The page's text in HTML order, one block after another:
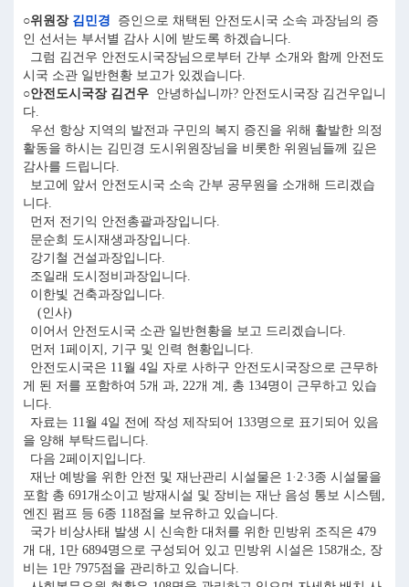
○위원장 김민경 증인으로 채택된 안전도시국 소속 과장님의 증
인 선서는 부서별 감사 시에 받도록 하겠습니다.
그럼 김건우 안전도시국장님으로부터 간부 소개와 함께 안전도
시국 소관 일반현황 보고가 있겠습니다.
○안전도시국장 김건우 안녕하십니까? 안전도시국장 김건우입니
다.
우선 항상 지역의 발전과 구민의 복지 증진을 위해 활발한 의정
활동을 하시는 김민경 도시위원장님을 비롯한 위원님들께 깊은
감사를 드립니다.
보고에 앞서 안전도시국 소속 간부 공무원을 소개해 드리겠습
니다.
먼저 전기익 안전총괄과장입니다.
문순희 도시재생과장입니다.
강기철 건설과장입니다.
조일래 도시정비과장입니다.
이한빛 건축과장입니다.
(인사)
이어서 안전도시국 소관 일반현황을 보고 드리겠습니다.
먼저 1페이지, 기구 및 인력 현황입니다.
안전도시국은 11월 4일 자로 사하구 안전도시국장으로 근무하
게 된 저를 포함하여 5개 과, 22개 계, 총 134명이 근무하고 있습
니다.
자료는 11월 4일 전에 작성 제작되어 133명으로 표기되어 있음
을 양해 부탁드립니다.
다음 2페이지입니다.
재난 예방을 위한 안전 및 재난관리 시설물은 1·2·3종 시설물을
포함 총 691개소이고 방재시설 및 장비는 재난 음성 통보 시스템,
엔진 펌프 등 6종 118점을 보유하고 있습니다.
국가 비상사태 발생 시 신속한 대처를 위한 민방위 조직은 479
개 대, 1만 6894명으로 구성되어 있고 민방위 시설은 158개소, 장
비는 1만 7975점을 관리하고 있습니다.